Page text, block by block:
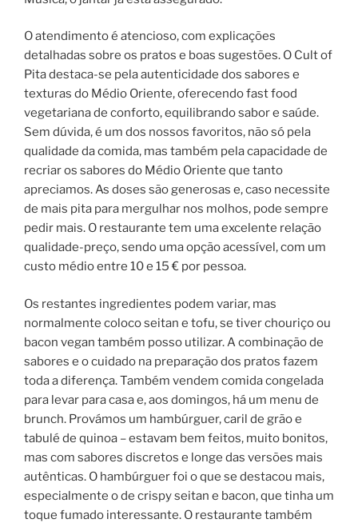
O atendimento é atencioso, com explicações
detalhadas sobre os pratos e boas sugestões. O Cult of
Pita destaca-se pela autenticidade dos sabores e
texturas do Médio Oriente, oferecendo fast food
vegetariana de conforto, equilibrando sabor e saúde.
Sem dúvida, é um dos nossos favoritos, não só pela
qualidade da comida, mas também pela capacidade de
recriar os sabores do Médio Oriente que tanto
apreciamos. As doses são generosas e, caso necessite
de mais pita para mergulhar nos molhos, pode sempre
pedir mais. O restaurante tem uma excelente relação
qualidade-preço, sendo uma opção acessível, com um
custo médio entre 10 e 15 € por pessoa.
Os restantes ingredientes podem variar, mas
normalmente coloco seitan e tofu, se tiver chouriço ou
bacon vegan também posso utilizar. A combinação de
sabores e o cuidado na preparação dos pratos fazem
toda a diferença. Também vendem comida congelada
para levar para casa e, aos domingos, há um menu de
brunch. Provámos um hambúrguer, caril de grão e
tabulé de quinoa – estavam bem feitos, muito bonitos,
mas com sabores discretos e longe das versões mais
autênticas. O hambúrguer foi o que se destacou mais,
especialmente o de crispy seitan e bacon, que tinha um
toque fumado interessante. O restaurante também